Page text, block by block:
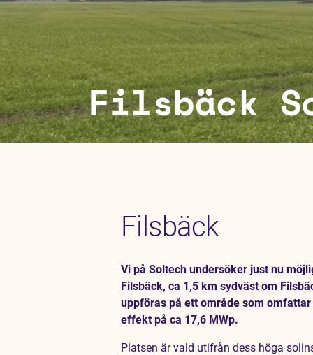
Kontakt
Nyheter
Soltech Energy
Karriär
Filsbäck
Filsbäck
Vi på Soltech undersöker just nu
Filsbäck, ca 1,5 km sydväst om
uppföras på ett område som
effekt på ca 17,6 MWp.
Platsen är vald utifrån dess höga